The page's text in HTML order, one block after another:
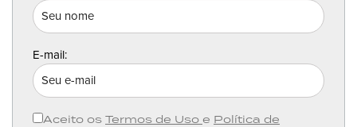
E-mail:
Aceito os Termos de Uso e Política de